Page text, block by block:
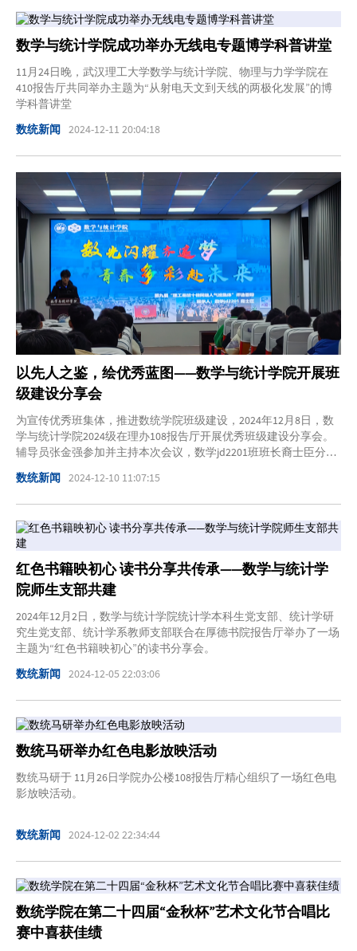
数学与统计学院成功举办无线电专题博学科普讲堂
11月24日晚，武汉理工大学数学与统计学院、物理与力学学院在
410报告厅共同举办主题为“从射电天文到天线的两极化发展”的博
学科普讲堂
数统新闻 2024-12-11 20:04:18
以先人之鉴，绘优秀蓝图——数学与统计学院开展班
级建设分享会
为宣传优秀班集体，推进数统学院班级建设，2024年12月8日，数
学与统计学院2024级在理办108报告厅开展优秀班级建设分享会。
辅导员张金强参加并主持本次会议，数学jd2201班班长裔士臣分享
班级建设优秀经验。
数统新闻 2024-12-10 11:07:15
红色书籍映初心 读书分享共传承——数学与统计学
院师生支部共建
2024年12月2日，数学与统计学院统计学本科生党支部、统计学研
究生党支部、统计学系教师支部联合在厚德书院报告厅举办了一场
主题为“红色书籍映初心”的读书分享会。
数统新闻 2024-12-05 22:03:06
数统马研举办红色电影放映活动
数统马研于 11月26日学院办公楼108报告厅精心组织了一场红色电
影放映活动。
数统新闻 2024-12-02 22:34:44
数统学院在第二十四届“金秋杯”艺术文化节合唱比
赛中喜获佳绩